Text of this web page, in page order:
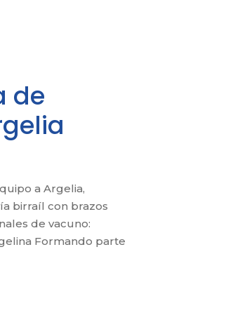
de
a Argelia,
birraíl con brazos
de vacuno:
Formando parte